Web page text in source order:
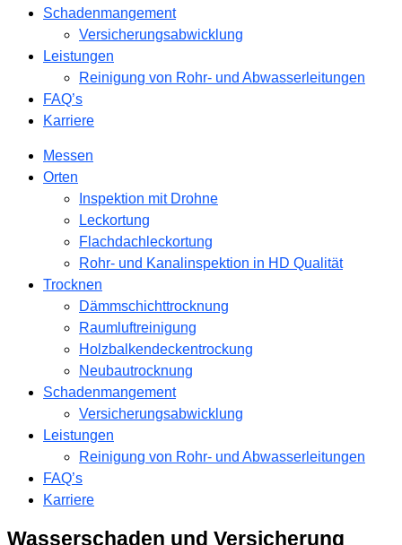
Schadenmangement
Versicherungsabwicklung
Leistungen
Reinigung von Rohr- und Abwasserleitungen
FAQ’s
Karriere
Messen
Orten
Inspektion mit Drohne
Leckortung
Flachdachleckortung
Rohr- und Kanalinspektion in HD Qualität
Trocknen
Dämmschichttrocknung
Raumluftreinigung
Holzbalkendeckentrockung
Neubautrocknung
Schadenmangement
Versicherungsabwicklung
Leistungen
Reinigung von Rohr- und Abwasserleitungen
FAQ’s
Karriere
Wasserschaden und Versicherung